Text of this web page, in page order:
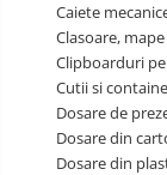
Capse
Cuttere, rezerve
corespondenta
Elastice,
Foarfeci
Caiete
Clasoare,
Clipboarduri
Cutii si
Dosare de
Dosare din
Dosare din